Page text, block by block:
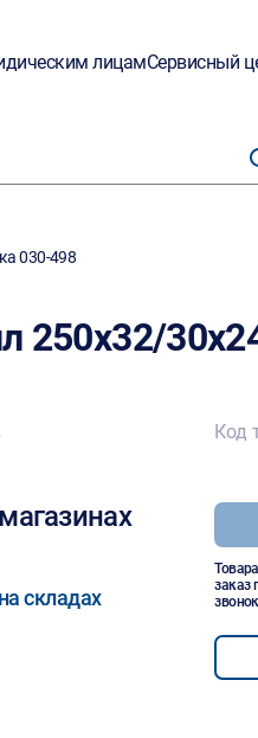
лицамСервисный
030-498
250х32/
складах
Код
заказ